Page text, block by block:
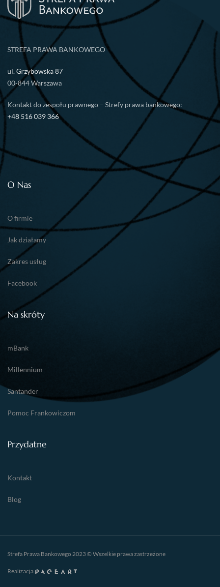
STREFA PRAWA BANKOWEGO
ul. Grzybowska 87
00-844 Warszawa
Kontakt do zespołu prawnego – Strefy prawa bankowego:
+48 516 039 366
O Nas
O firmie
Jak działamy
Zakres usług
Facebook
Na skróty
mBank
Millennium
Santander
Pomoc Frankowiczom
Przydatne
Kontakt
Blog
Strefa Prawa Bankowego 2023 © Wszelkie prawa zastrzeżone
Realizacja